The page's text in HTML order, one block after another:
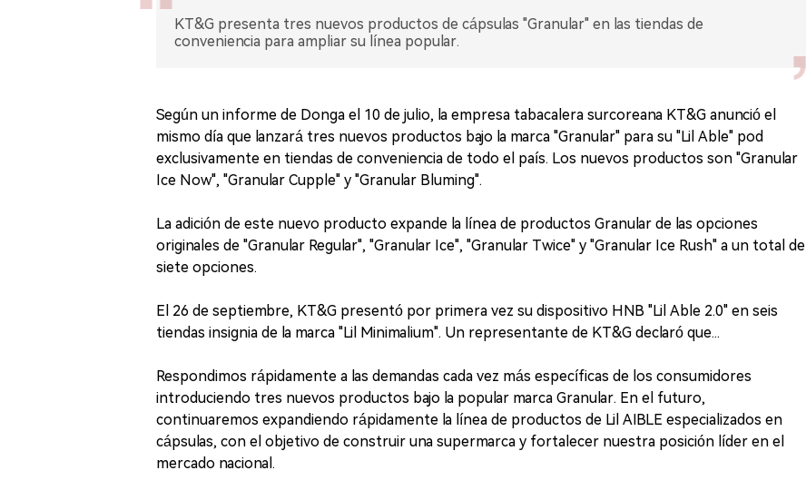
KT&G presenta tres nuevos productos de cápsulas "Granular" en las tiendas de
conveniencia para ampliar su línea popular.
Según un informe de Donga el 10 de julio, la empresa tabacalera surcoreana KT&G anunció el
mismo día que lanzará tres nuevos productos bajo la marca "Granular" para su "Lil Able" pod
exclusivamente en tiendas de conveniencia de todo el país. Los nuevos productos son "Granular
Ice Now", "Granular Cupple" y "Granular Bluming".
La adición de este nuevo producto expande la línea de productos Granular de las opciones
originales de "Granular Regular", "Granular Ice", "Granular Twice" y "Granular Ice Rush" a un total de
siete opciones.
El 26 de septiembre, KT&G presentó por primera vez su dispositivo HNB "Lil Able 2.0" en seis
tiendas insignia de la marca "Lil Minimalium". Un representante de KT&G declaró que...
Respondimos rápidamente a las demandas cada vez más específicas de los consumidores
introduciendo tres nuevos productos bajo la popular marca Granular. En el futuro,
continuaremos expandiendo rápidamente la línea de productos de Lil AIBLE especializados en
cápsulas, con el objetivo de construir una supermarca y fortalecer nuestra posición líder en el
mercado nacional.